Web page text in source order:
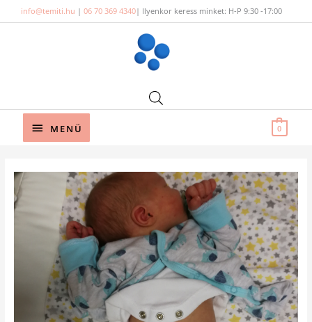
to
info@temiti.hu | 06 70 369 4340| Ilyenkor keress minket: H-P 9:30 -17:00
Below
MENÜ 0